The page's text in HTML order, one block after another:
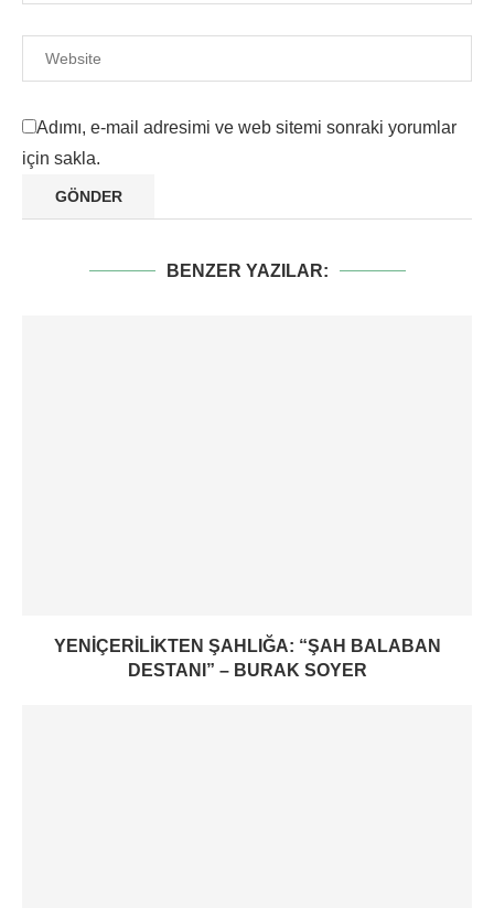
Adımı, e-mail adresimi ve web sitemi sonraki yorumlar
için sakla.
BENZER YAZILAR:
YENIÇERILIKTEN ŞAHLIĞA: “ŞAH BALABAN
DESTANI” – BURAK SOYER